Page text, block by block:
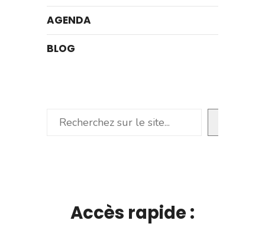
AGENDA
BLOG
Rechercher
Accès rapide :